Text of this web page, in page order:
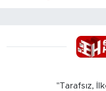
"Tarafsız,